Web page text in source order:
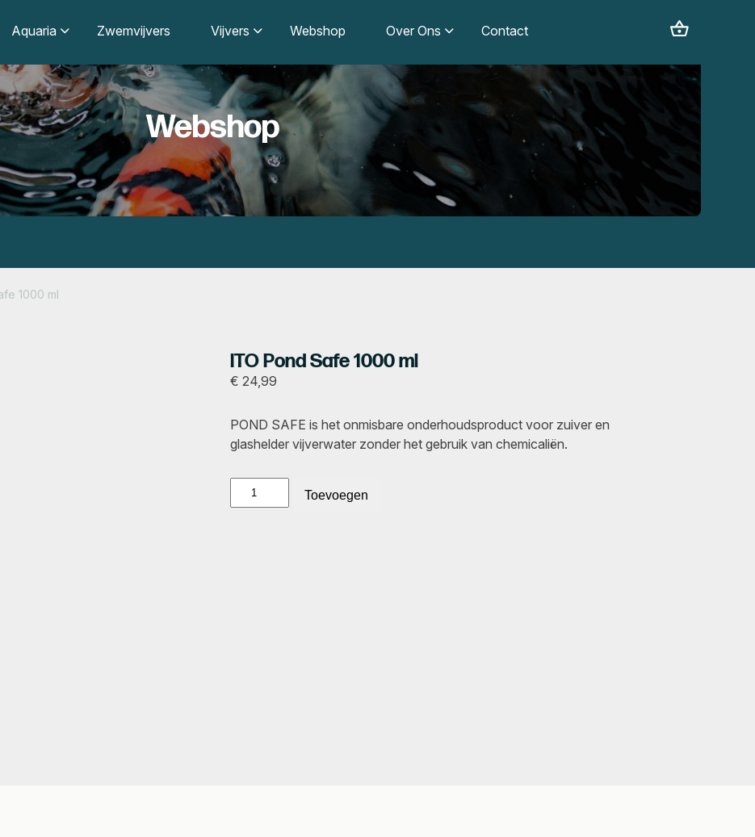
Aquaria Zwemvijvers Vijvers Webshop Over Ons Contact
Webshop
1000 ml
ITO Pond Safe 1000 ml
€ 24,99
POND SAFE is het onmisbare onderhoudsproduct voor zuiver en
glashelder vijverwater zonder het gebruik van chemicaliën.
Pond
Toevoegen